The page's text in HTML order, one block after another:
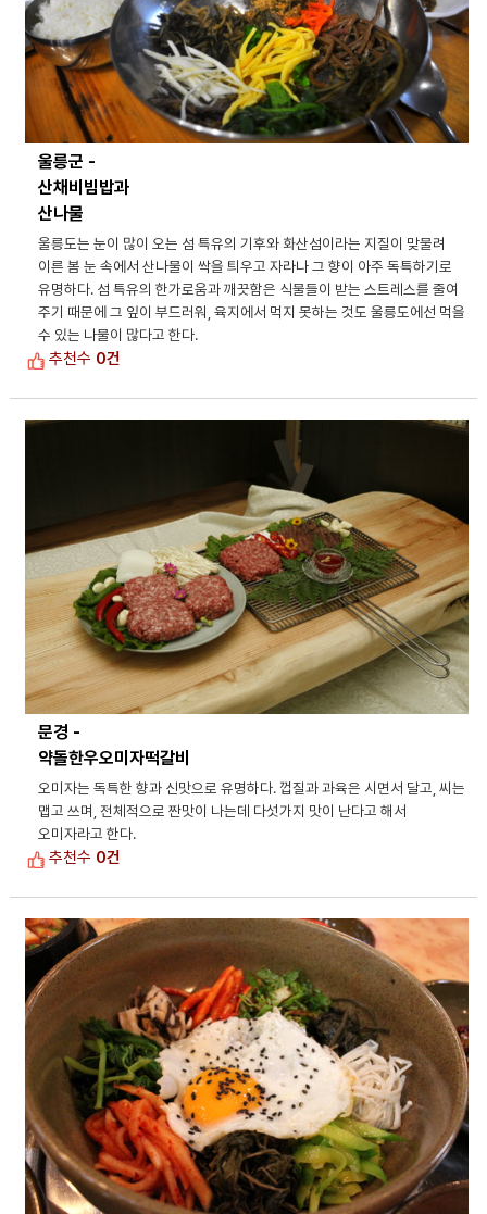
울릉군 -
산채비빔밥과
산나물
울릉도는 눈이 많이 오는 섬 특유의 기후와 화산섬이라는 지질이 맞물려
이른 봄 눈 속에서 산나물이 싹을 틔우고 자라나 그 향이 아주 독특하기로
유명하다. 섬 특유의 한가로움과 깨끗함은 식물들이 받는 스트레스를 줄여
주기 때문에 그 잎이 부드러워, 육지에서 먹지 못하는 것도 울릉도에선 먹을
수 있는 나물이 많다고 한다.
추천수 0건
문경 -
약돌한우오미자떡갈비
오미자는 독특한 향과 신맛으로 유명하다. 껍질과 과육은 시면서 달고, 씨는
맵고 쓰며, 전체적으로 짠맛이 나는데 다섯가지 맛이 난다고 해서
오미자라고 한다.
추천수 0건